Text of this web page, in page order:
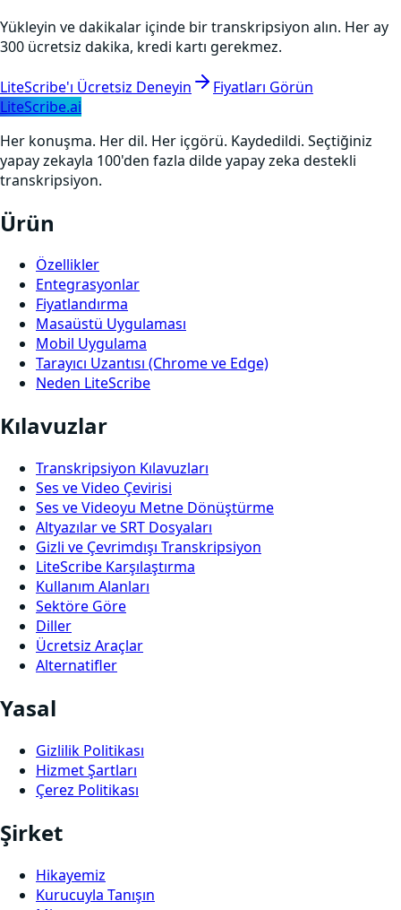
Yükleyin ve dakikalar içinde bir transkripsiyon alın. Her ay
300 ücretsiz dakika, kredi kartı gerekmez.
LiteScribe'ı Ücretsiz Deneyin
Fiyatları Görün
LiteScribe.ai
Her konuşma. Her dil. Her içgörü. Kaydedildi. Seçtiğiniz
yapay zekayla 100'den fazla dilde yapay zeka destekli
transkripsiyon.
Ürün
Özellikler
Entegrasyonlar
Fiyatlandırma
Masaüstü Uygulaması
Mobil Uygulama
Tarayıcı Uzantısı (Chrome ve Edge)
Neden LiteScribe
Kılavuzlar
Transkripsiyon Kılavuzları
Ses ve Video Çevirisi
Ses ve Videoyu Metne Dönüştürme
Altyazılar ve SRT Dosyaları
Gizli ve Çevrimdışı Transkripsiyon
LiteScribe Karşılaştırma
Kullanım Alanları
Sektöre Göre
Diller
Ücretsiz Araçlar
Alternatifler
Yasal
Gizlilik Politikası
Hizmet Şartları
Çerez Politikası
Şirket
Hikayemiz
Kurucuyla Tanışın